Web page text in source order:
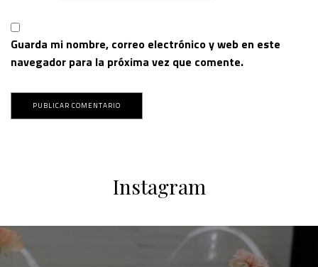
Guarda mi nombre, correo electrónico y web en este
navegador para la próxima vez que comente.
Instagram